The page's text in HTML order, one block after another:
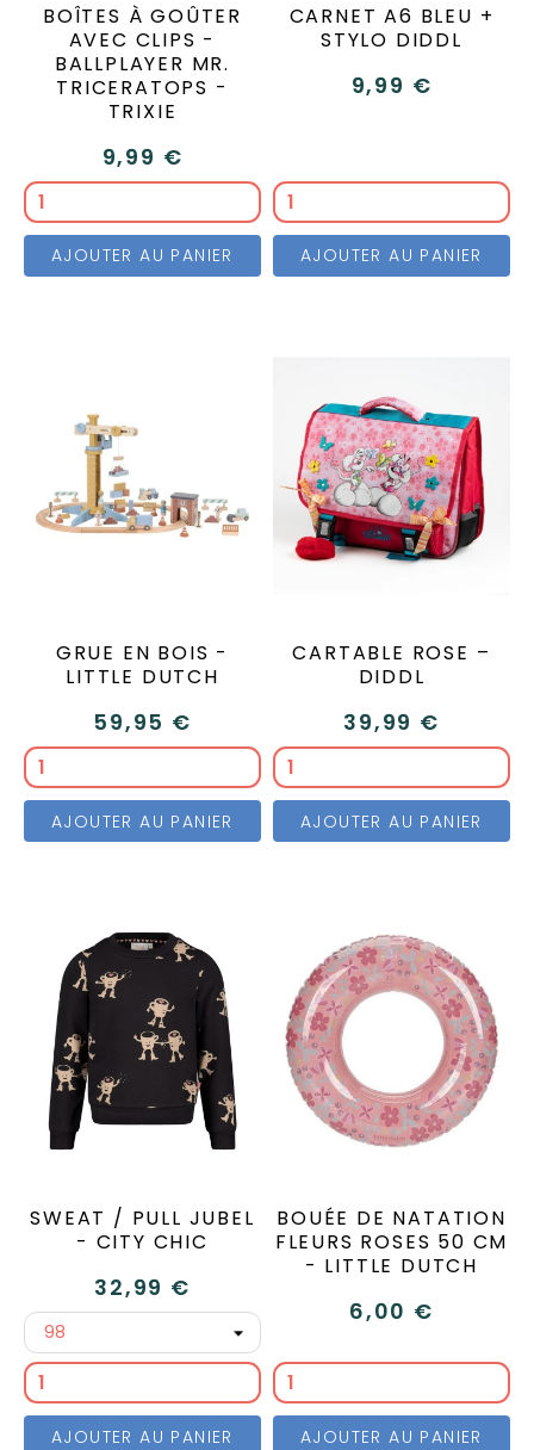
BOÎTES À GOÛTER
AVEC CLIPS -
BALLPLAYER MR.
TRICERATOPS -
TRIXIE
9,99 €
AJOUTER AU PANIER
CARNET A6 BLEU +
STYLO DIDDL
9,99 €
AJOUTER AU PANIER
GRUE EN BOIS -
LITTLE DUTCH
59,95 €
AJOUTER AU PANIER
CARTABLE ROSE –
DIDDL
39,99 €
AJOUTER AU PANIER
SWEAT / PULL JUBEL
- CITY CHIC
32,99 €
AJOUTER AU PANIER
BOUÉE DE NATATION
FLEURS ROSES 50 CM
- LITTLE DUTCH
6,00 €
AJOUTER AU PANIER